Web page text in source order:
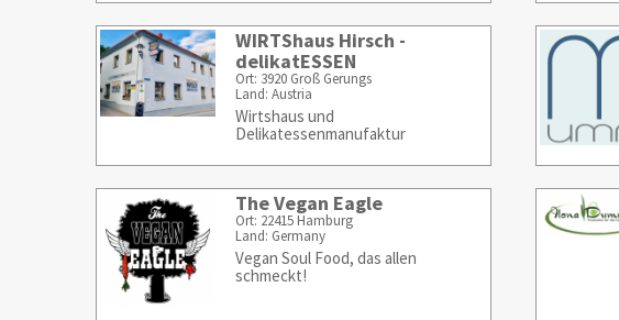
WIRTShaus Hirsch -
delikatESSEN
Ort: 3920 Groß Gerungs
Land: Austria
Wirtshaus und
Delikatessenmanufaktur
The Vegan Eagle
Ort: 22415 Hamburg
Land: Germany
Vegan Soul Food, das allen
schmeckt!